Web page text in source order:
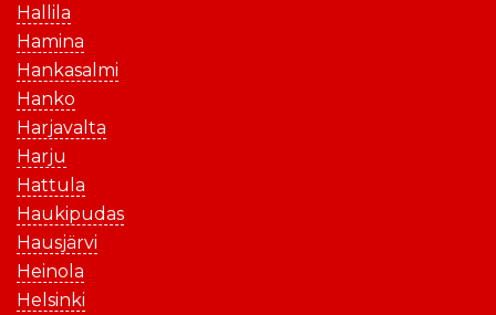
Hallila
Hamina
Hankasalmi
Hanko
Harjavalta
Harju
Hattula
Haukipudas
Hausjärvi
Heinola
Helsinki